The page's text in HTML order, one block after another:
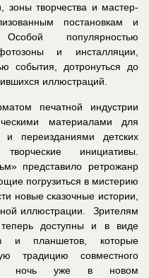
зоны творчества и мастер-
постановкам и
популярностью
и инсталляции,
события, дотронуться до
иллюстраций.
печатной индустрии
материалами для
и переизданиями детских
инициативы.
представило ретрожанр
погрузиться в мистерию
новые сказочные истории,
иллюстрации. Зрителям
доступны и в виде
и планшетов, которые
традицию совместного
ночь уже в новом